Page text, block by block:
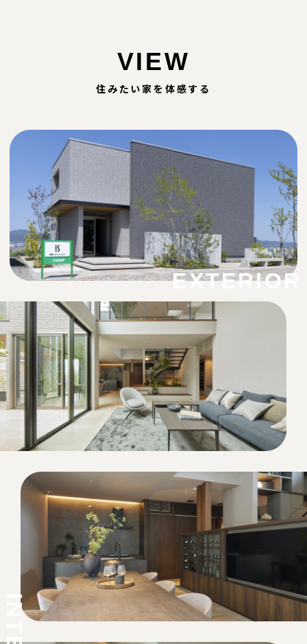
VIEW
住みたい家を体感する